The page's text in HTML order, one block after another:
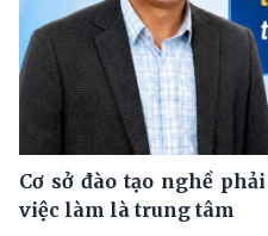
Cơ sở đào tạo nghề
việc làm là trung tâm